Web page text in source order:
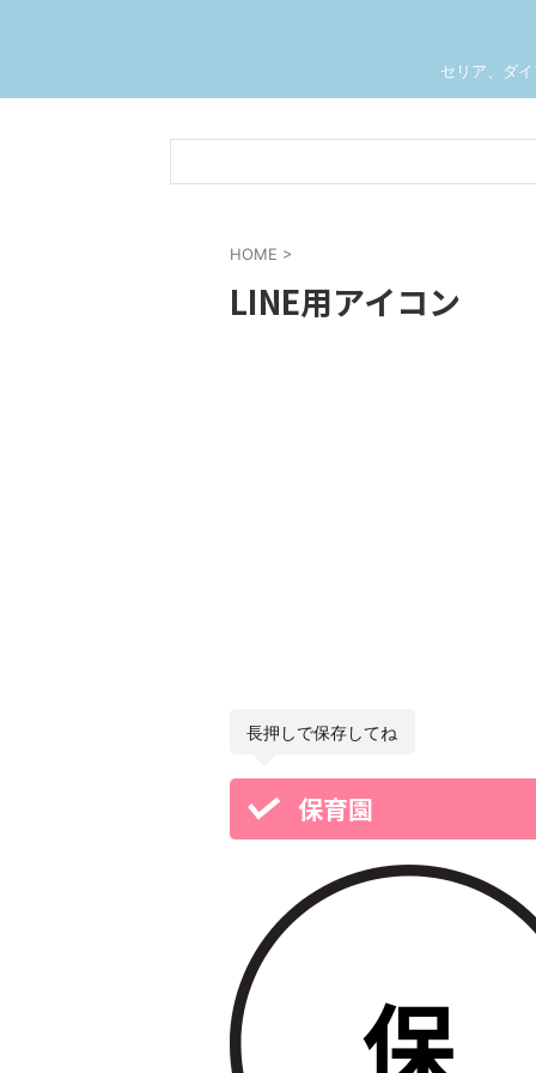
セリア、ダ
HOME >
LINE用アイコン
長押しで保存してね
保育園